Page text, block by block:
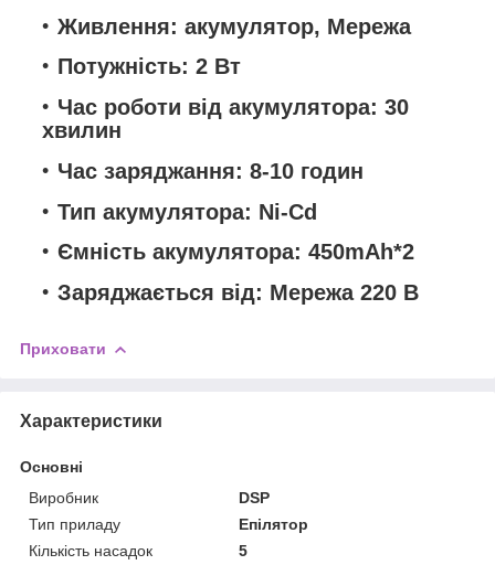
Живлення: акумулятор, Мережа
Потужність: 2 Вт
Час роботи від акумулятора: 30
хвилин
Час заряджання: 8-10 годин
Тип акумулятора: Ni-Cd
Ємність акумулятора: 450mAh*2
Заряджається від: Мережа 220 В
Приховати
Характеристики
Основні
Виробник
DSP
Тип приладу
Епілятор
Кількість насадок
5